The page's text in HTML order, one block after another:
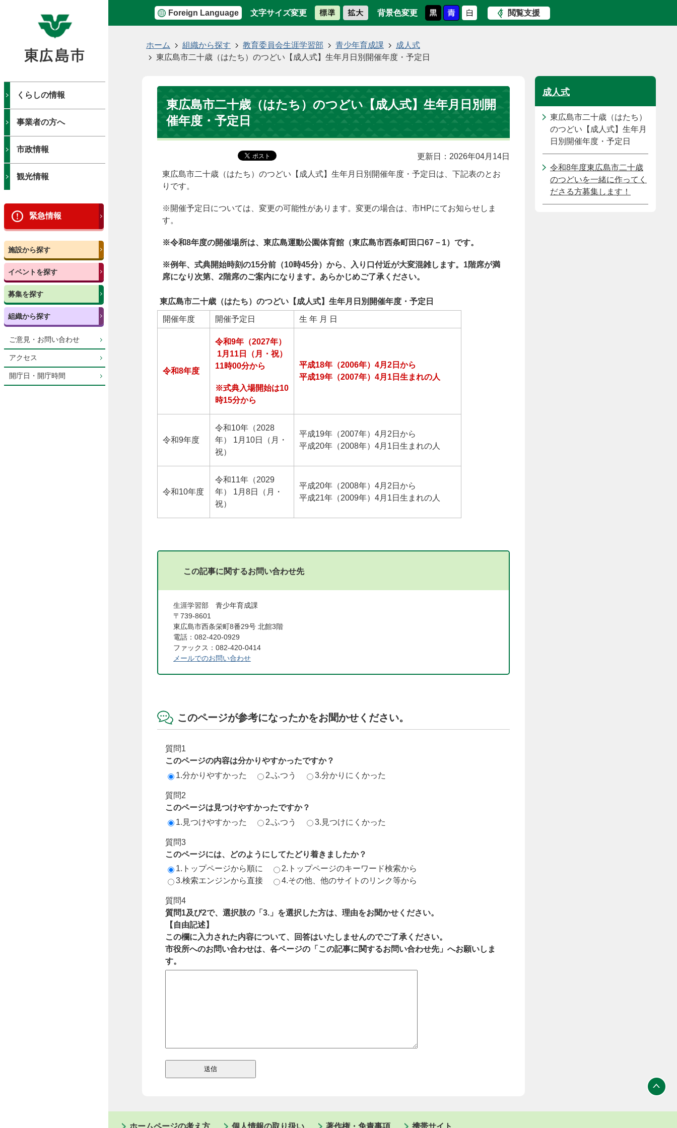
Foreign Language 文字サイズ変更 背景色変更 閲覧支援
くらしの情報
事業者の方へ
市政情報
観光情報
緊急情報
施設から探す
イベントを探す
募集を探す
組織から探す
ご意見・お問い合わせ
アクセス
開庁日・開庁時間
ホーム 組織から探す 教育委員会生涯学習部 青少年育成課
成人式
東広島市二十歳（はたち）のつどい【成人式】生年月日別開催年度・予定日
東広島市二十歳（はたち）のつどい【成人式】生年月日別開
催年度・予定日
更新日：2026年04月14日
東広島市二十歳（はたち）のつどい【成人式】生年月日別開催年度・予定日は、下記表のとお
りです。
※開催予定日については、変更の可能性があります。変更の場合は、市HPにてお知らせしま
す。
※令和8年度の開催場所は、東広島運動公園体育館（東広島市西条町田口67－1）です。
※例年、式典開始時刻の15分前（10時45分）から、入り口付近が大変混雑します。1階席が満
席になり次第、2階席のご案内になります。あらかじめご了承ください。
東広島市二十歳（はたち）のつどい【成人式】生年月日別開催年度・予定日
開催年度 開催予定日 生 年 月 日
令和8年度
令和9年（2027年）
1月11日（月・祝）
11時00分から
※式典入場開始は10
時15分から
平成18年（2006年）4月2日から
平成19年（2007年）4月1日生まれの人
令和9年度
令和10年（2028
年） 1月10日（月・
祝）
平成19年（2007年）4月2日から
平成20年（2008年）4月1日生まれの人
令和10年度
令和11年（2029
年） 1月8日（月・
祝）
平成20年（2008年）4月2日から
平成21年（2009年）4月1日生まれの人
この記事に関するお問い合わせ先
生涯学習部 青少年育成課
〒739-8601
東広島市西条栄町8番29号 北館3階
電話：082-420-0929
ファックス：082-420-0414
メールでのお問い合わせ
このページが参考になったかをお聞かせください。
質問1
このページの内容は分かりやすかったですか？
1.分かりやすかった
2.ふつう 3.分かりにくかった
質問2
このページは見つけやすかったですか？
1.見つけやすかった
2.ふつう 3.見つけにくかった
質問3
このページには、どのようにしてたどり着きましたか？
1.トップページから順に
2.トップページのキーワード検索から
3.検索エンジンから直接
4.その他、他のサイトのリンク等から
質問4
質問1及び2で、選択肢の「3.」を選択した方は、理由をお聞かせください。
【自由記述】
この欄に入力された内容について、回答はいたしませんのでご了承ください。
市役所へのお問い合わせは、各ページの「この記事に関するお問い合わせ先」へお願いしま
す。
成人式
東広島市二十歳（はたち）
のつどい【成人式】生年月
日別開催年度・予定日
令和8年度東広島市二十歳
のつどいを一緒に作ってく
ださる方募集します！
ホームページの考え方 個人情報の取り扱い 著作権・免責事項 携帯サイト